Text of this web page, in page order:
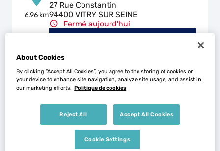
6.96 km
27 Rue Constantin
94400 VITRY SUR SEINE
Fermé aujourd'hui
8.65 km
38-40 Rue Maxime Gorki
93150 LE BLANC MESNIL
Fermé aujourd'hui
Téléphone
About Cookies
By clicking “Accept All Cookies”, you agree to the storing of cookies on
your device to enhance site navigation, analyze site usage, and assist in
our marketing efforts. Politique de cookies
Reject All Accept All Cookies
Cookie Settings